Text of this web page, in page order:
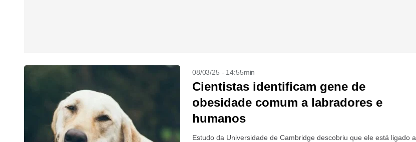
08/03/25 - 14:55min
Cientistas identificam gene de
obesidade comum a labradores e
humanos
Estudo da Universidade de Cambridge descobriu que ele está ligado a